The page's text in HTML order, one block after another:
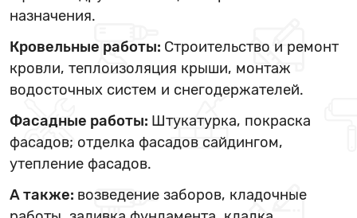
назначения.
Кровельные работы: Строительство и ремонт
кровли, теплоизоляция крыши, монтаж
водосточных систем и снегодержателей.
Фасадные работы: Штукатурка, покраска
фасадов; отделка фасадов сайдингом,
утепление фасадов.
А также: возведение заборов, кладочные